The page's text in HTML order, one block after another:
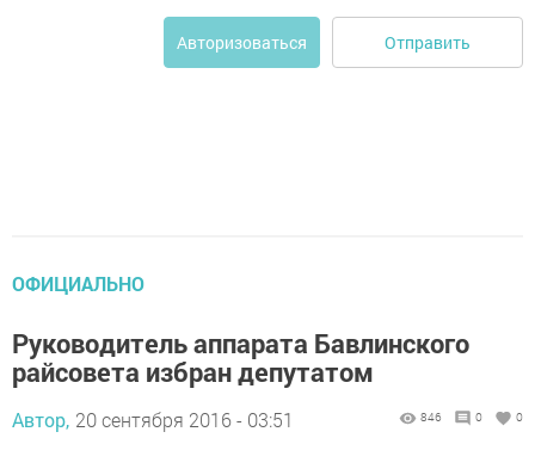
Авторизоваться Отправить
ОФИЦИАЛЬНО
Руководитель аппарата Бавлинского
райсовета избран депутатом
Автор, 20 сентября 2016 - 03:51 846 0 0